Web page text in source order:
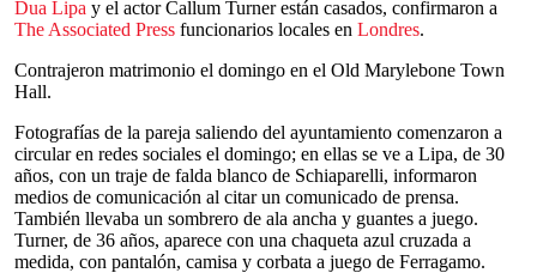
Dua Lipa y el actor Callum Turner están casados, confirmaron a
The Associated Press funcionarios locales en Londres.
Contrajeron matrimonio el domingo en el Old Marylebone Town
Hall.
Fotografías de la pareja saliendo del ayuntamiento comenzaron a
circular en redes sociales el domingo; en ellas se ve a Lipa, de 30
años, con un traje de falda blanco de Schiaparelli, informaron
medios de comunicación al citar un comunicado de prensa.
También llevaba un sombrero de ala ancha y guantes a juego.
Turner, de 36 años, aparece con una chaqueta azul cruzada a
medida, con pantalón, camisa y corbata a juego de Ferragamo.